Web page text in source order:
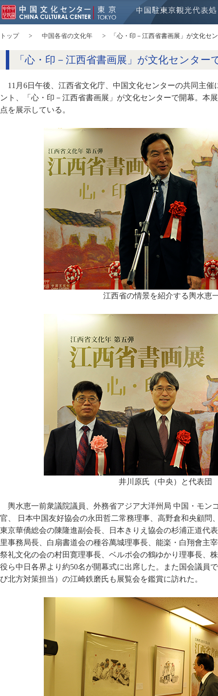
トップ 中国各省の文化年 「心・印－江西省書画展」が文化セ
「心・印－江西省書画展」が文化センター
11月6日午後、江西省文化庁、中国文化センターの共同主
ント、「心・印－江西省書画展」が文化センターで開幕。本
点を展示している。
江西省の情景を紹介する輿水恵
井川原氏（中央）と代表団
輿水恵一前衆議院議員、外務省アジア大洋州局 中国・モン
官、 日本中国友好協会の永田哲二常務理事、高野倉和央顧問
東京華僑総会の陳隆進副会長、日本きりえ協会の杉浦正道代
里事務局長、白扇書道会の種谷萬城理事長、能楽・白翔會主
祭礼文化の会の村田寛理事長、ベルポ会の鶴ゆかり理事長、
役ら中日各界より約50名が開幕式に出席した。また国会議員
び北方対策担当）の江崎鉄磨氏も展覧会を鑑賞に訪れた。